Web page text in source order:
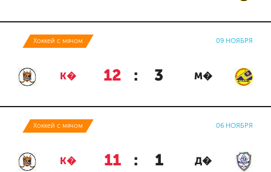
Хоккей с мячом 09 НОЯБРЯ
К� 12 : 3 М�
Хоккей с мячом 06 НОЯБРЯ
К� 11 : 1 Д�